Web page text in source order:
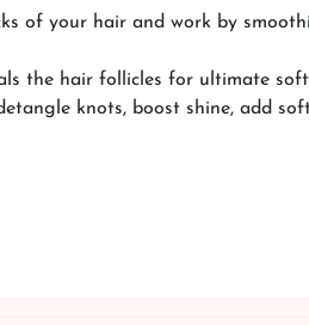
of your hair and work by
the hair follicles for ultimate
knots, boost shine, add